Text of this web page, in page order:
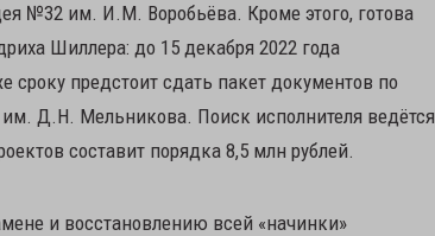
№32 им. И.М. Воробьёва. Кроме этого, готова
Шиллера: до 15 декабря 2022 года
сроку предстоит сдать пакет документов по
Д.Н. Мельникова. Поиск исполнителя ведётся
составит порядка 8,5 млн рублей.
и восстановлению всей «начинки»